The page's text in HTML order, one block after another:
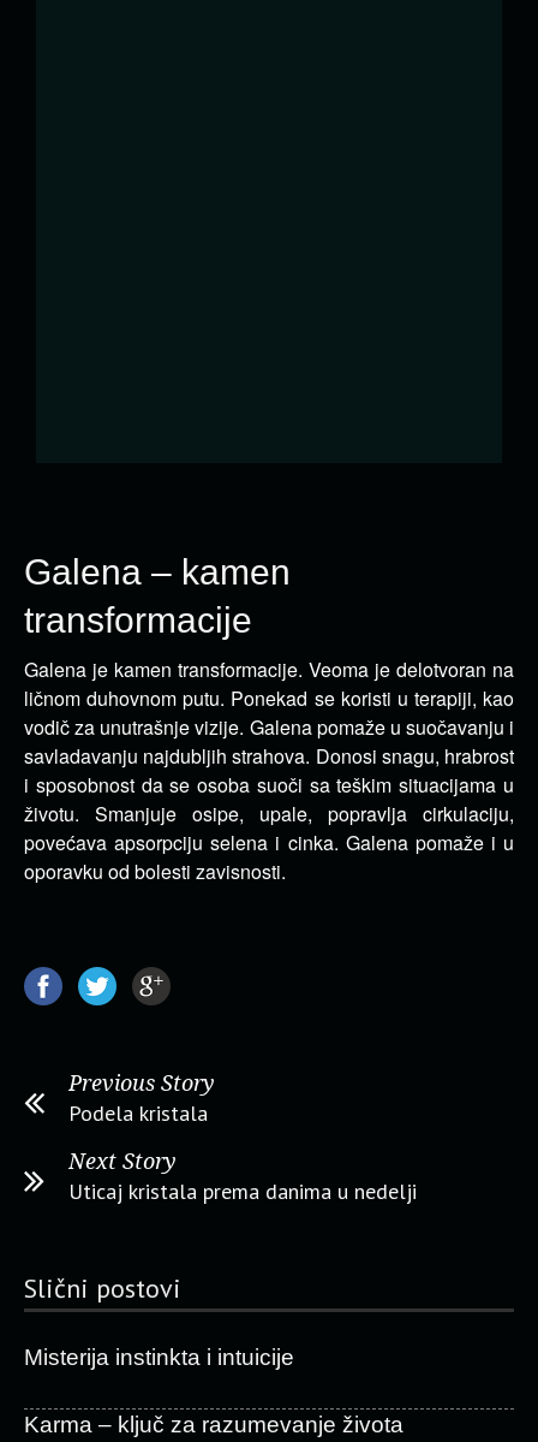
Galena – kamen
transformacije
Galena je kamen transformacije. Veoma je delotvoran na
ličnom duhovnom putu. Ponekad se koristi u terapiji, kao
vodič za unutrašnje vizije. Galena pomaže u suočavanju i
savladavanju najdubljih strahova. Donosi snagu, hrabrost
i sposobnost da se osoba suoči sa teškim situacijama u
životu. Smanjuje osipe, upale, popravlja cirkulaciju,
povećava apsorpciju selena i cinka. Galena pomaže i u
oporavku od bolesti zavisnosti.
Previous Story
Podela kristala
Next Story
Uticaj kristala prema danima u nedelji
Slični postovi
Misterija instinkta i intuicije
Karma – ključ za razumevanje života